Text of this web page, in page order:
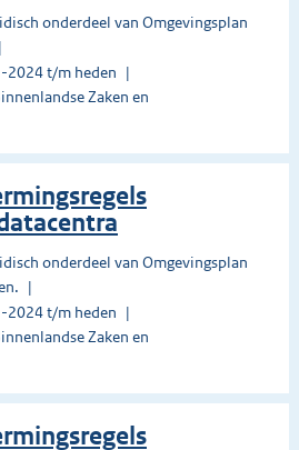
onderdeel van Omgevingsplan
2024 t/m heden
Zaken en
onderdeel van Omgevingsplan
2024 t/m heden
Zaken en